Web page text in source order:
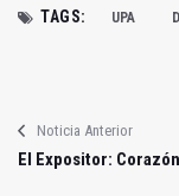
TAGS: UPA
Noticia Anterior
El Expositor: